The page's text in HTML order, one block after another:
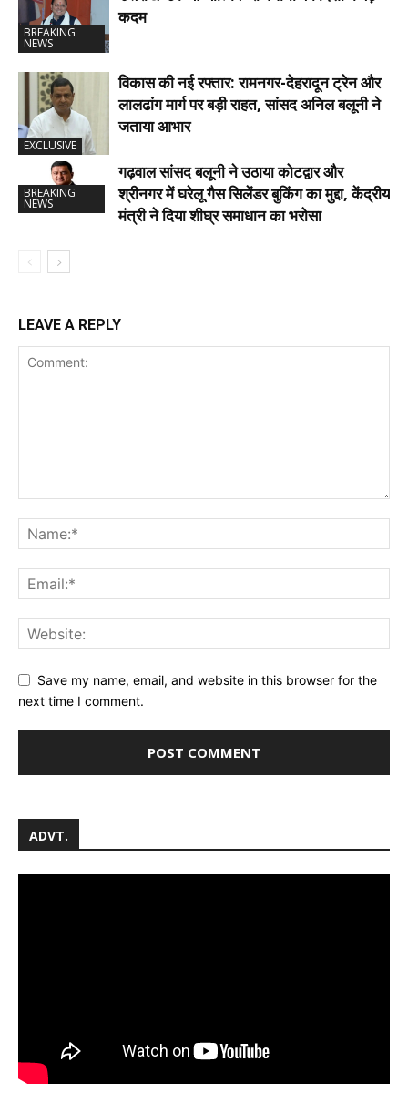
BREAKING
NEWS
कदम
EXCLUSIVE
विकास की नई रफ्तार: रामनगर-देहरादून ट्रेन और
लालढांग मार्ग पर बड़ी राहत, सांसद अनिल बलूनी ने
जताया आभार
BREAKING
NEWS
गढ़वाल सांसद बलूनी ने उठाया कोटद्वार और
श्रीनगर में घरेलू गैस सिलेंडर बुकिंग का मुद्दा, केंद्रीय
मंत्री ने दिया शीघ्र समाधान का भरोसा
LEAVE A REPLY
Save my name, email, and website in this browser for the
next time I comment.
ADVT.